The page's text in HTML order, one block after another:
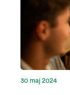
30 maj 2024